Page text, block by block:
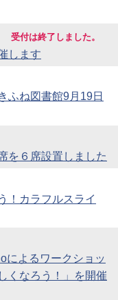
受付は終了しました。
します
ふね図書館9月19日
を６席設置しました
！カラフルスライ
によるワークショッ
くなろう！」を開催